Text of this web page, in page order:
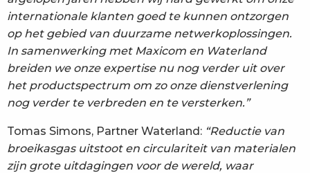
internationale klanten goed te kunnen ontzorgen
op het gebied van duurzame netwerkoplossingen.
In samenwerking met Maxicom en Waterland
breiden we onze expertise nu nog verder uit over
het productspectrum om zo onze dienstverlening
nog verder te verbreden en te versterken.”
Tomas Simons, Partner Waterland: “Reductie van
broeikasgas uitstoot en circulariteit van materialen
zijn grote uitdagingen voor de wereld, waar